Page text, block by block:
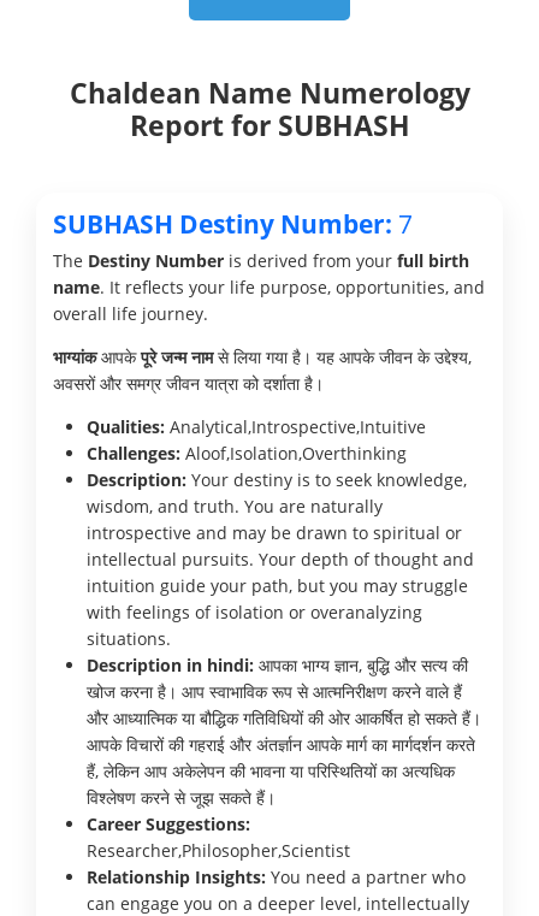
Chaldean Name Numerology
Report for SUBHASH
SUBHASH Destiny Number: 7
The Destiny Number is derived from your full birth
name. It reflects your life purpose, opportunities, and
overall life journey.
भाग्यांकआपकेपूरे जन्म नामसे लिया गया है। यह आपके जीवन के उद्देश्य,
अवसरों और समग्र जीवन यात्रा को दर्शाता है।
Qualities: Analytical,Introspective,Intuitive
Challenges: Aloof,Isolation,Overthinking
Description: Your destiny is to seek knowledge,
wisdom, and truth. You are naturally
introspective and may be drawn to spiritual or
intellectual pursuits. Your depth of thought and
intuition guide your path, but you may struggle
with feelings of isolation or overanalyzing
situations.
Description in hindi: आपका भाग्य ज्ञान, बुद्धि और सत्य की
खोज करना है। आप स्वाभाविक रूप से आत्मनिरीक्षण करने वाले हैं
और आध्यात्मिक या बौद्धिक गतिविधियों की ओर आकर्षित हो सकते हैं।
आपके विचारों की गहराई और अंतर्ज्ञान आपके मार्ग का मार्गदर्शन करते
हैं, लेकिन आप अकेलेपन की भावना या परिस्थितियों का अत्यधिक
विश्लेषण करने से जूझ सकते हैं।
Career Suggestions:
Researcher,Philosopher,Scientist
Relationship Insights: You need a partner who
can engage you on a deeper level, intellectually